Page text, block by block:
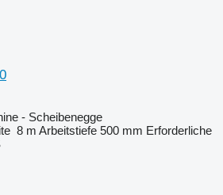
- Scheibenegge
8 m Arbeitstiefe 500 mm Erforderliche